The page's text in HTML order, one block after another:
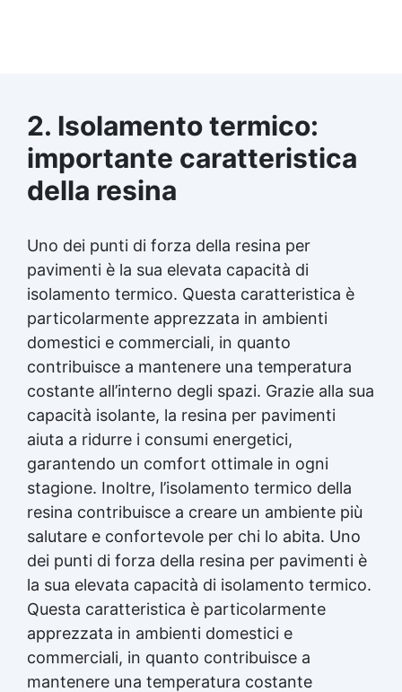
2. Isolamento termico:
importante caratteristica
della resina
Uno dei punti di forza della resina per
pavimenti è la sua elevata capacità di
isolamento termico. Questa caratteristica è
particolarmente apprezzata in ambienti
domestici e commerciali, in quanto
contribuisce a mantenere una temperatura
costante all’interno degli spazi. Grazie alla sua
capacità isolante, la resina per pavimenti
aiuta a ridurre i consumi energetici,
garantendo un comfort ottimale in ogni
stagione. Inoltre, l’isolamento termico della
resina contribuisce a creare un ambiente più
salutare e confortevole per chi lo abita. Uno
dei punti di forza della resina per pavimenti è
la sua elevata capacità di isolamento termico.
Questa caratteristica è particolarmente
apprezzata in ambienti domestici e
commerciali, in quanto contribuisce a
mantenere una temperatura costante